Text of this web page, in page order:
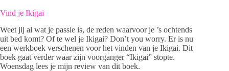
Vind je Ikigai
Weet jij al wat je passie is, de reden waarvoor je ’s ochtends
uit bed komt? Of te wel je Ikigai? Don’t you worry. Er is nu
een werkboek verschenen voor het vinden van je Ikigai. Dit
boek gaat verder waar zijn voorganger “Ikigai” stopte.
Woensdag lees je mijn review van dit boek.